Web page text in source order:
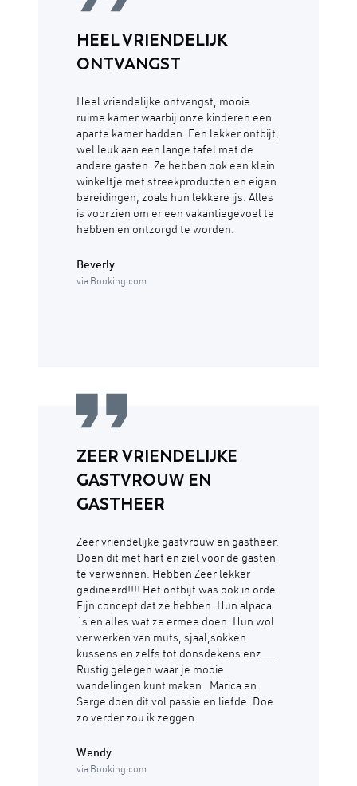
HEEL VRIENDELIJK
ONTVANGST
Heel vriendelijke ontvangst, mooie
ruime kamer waarbij onze kinderen een
aparte kamer hadden. Een lekker ontbijt,
wel leuk aan een lange tafel met de
andere gasten. Ze hebben ook een klein
winkeltje met streekproducten en eigen
bereidingen, zoals hun lekkere ijs. Alles
is voorzien om er een vakantiegevoel te
hebben en ontzorgd te worden.
Beverly
via Booking.com
ZEER VRIENDELIJKE
GASTVROUW EN
GASTHEER
Zeer vriendelijke gastvrouw en gastheer.
Doen dit met hart en ziel voor de gasten
te verwennen. Hebben Zeer lekker
gedineerd!!!! Het ontbijt was ook in orde.
Fijn concept dat ze hebben. Hun alpaca
´s en alles wat ze ermee doen. Hun wol
verwerken van muts, sjaal,sokken
kussens en zelfs tot donsdekens enz.....
Rustig gelegen waar je mooie
wandelingen kunt maken . Marica en
Serge doen dit vol passie en liefde. Doe
zo verder zou ik zeggen.
Wendy
via Booking.com